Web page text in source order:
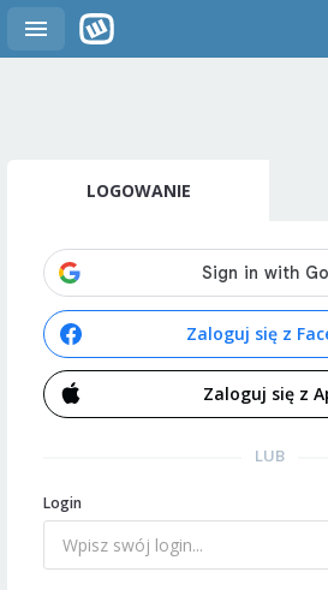
LOGOWANIE
Zaloguj się z
Zaloguj się z
LUB
Login